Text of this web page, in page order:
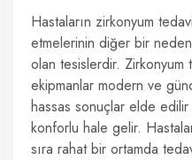
Hastaların zirkonyum
etmelerinin diğer bir
olan tesislerdir. Zirkonyum
ekipmanlar modern ve
hassas sonuçlar elde
konforlu hale gelir.
sıra rahat bir ortamda